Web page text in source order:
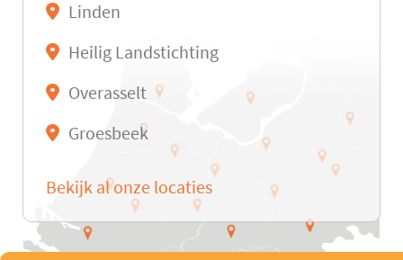
Linden
Heilig Landstichting
Overasselt
Groesbeek
Bekijk al onze locaties